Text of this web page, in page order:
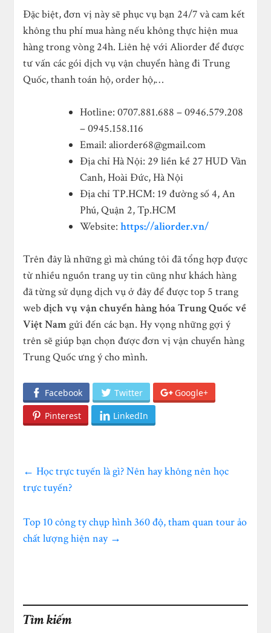
Đặc biệt, đơn vị này sẽ phục vụ bạn 24/7 và cam kết
không thu phí mua hàng nếu không thực hiện mua
hàng trong vòng 24h. Liên hệ với Aliorder để được
tư vấn các gói dịch vụ vận chuyển hàng đi Trung
Quốc, thanh toán hộ, order hộ,…
Hotline: 0707.881.688 – 0946.579.208
– 0945.158.116
Email:aliorder68@gmail.com
Địa chỉ Hà Nội: 29 liền kề 27 HUD Vân
Canh, Hoài Đức, Hà Nội
Địa chỉ TP.HCM: 19 đường số 4, An
Phú, Quận 2, Tp.HCM
Website: https://aliorder.vn/
Trên đây là những gì mà chúng tôi đã tổng hợp được
từ nhiều nguồn trang uy tin cũng như khách hàng
đã từng sử dụng dịch vụ ở đây để được top 5 trang
webdịch vụ vận chuyển hàng hóa Trung Quốc về
Việt Namgửi đến các bạn. Hy vọng những gợi ý
trên sẽ giúp bạn chọn được đơn vị vận chuyển hàng
Trung Quốc ưng ý cho mình.
Facebook Twitter
Google+
Pinterest
LinkedIn
← Học trực tuyến là gì? Nên hay không nên học
trực tuyến?
Top 10 công ty chụp hình 360 độ, tham quan tour ảo
chất lượng hiện nay →
Tìm kiếm